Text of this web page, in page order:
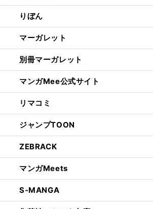
りぼん
マーガレット
別冊マーガレット
マンガMee公式サイト
リマコミ
ジャンプTOON
ZEBRACK
マンガMeets
S-MANGA